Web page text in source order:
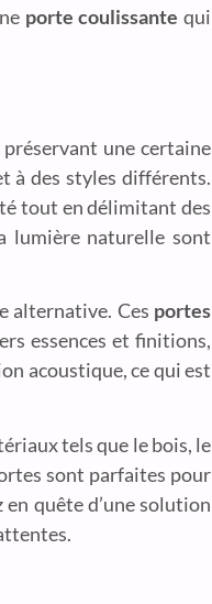
porte coulissante qui
une certaine
à des styles différents.
tout en délimitant des
lumière naturelle sont
alternative. Ces portes
essences et finitions,
acoustique, ce qui est
tels que le bois, le
sont parfaites pour
en quête d’une solution